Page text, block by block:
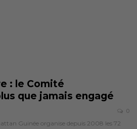
: le Comité
que jamais engagé
0
Guinée organise depuis 2008 les 72